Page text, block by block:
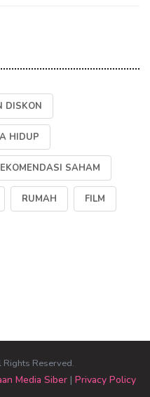
DISKON
HIDUP
SAHAM
RUMAH FILM
Reserved.
Media Siber| Privacy Policy